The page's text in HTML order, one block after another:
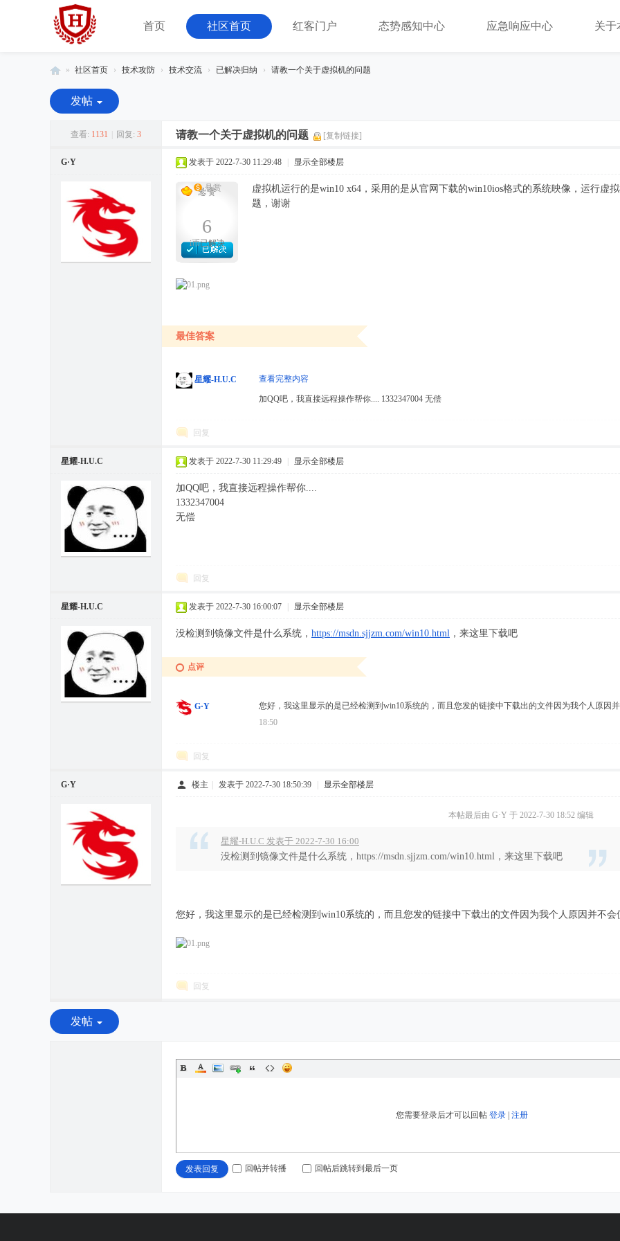
首页 社区首页 红客门户 态势感知中心 应急响应中心 关于
红
客
» 社区首页 › 技术攻防 › 技术交流 › 已解决归纳 › 请教一个关于虚拟机的问题
发帖
查看: 1131 回复: 3 请教一个关于虚拟机的问题 [复制链接]
G·Y 发表于 2022-7-30 11:29:48 显示全部楼层
悬赏
6
i币已解决
虚拟机运行的是win10 x64，采用的是从官网下载的win10ios格式的系统映像，运行虚
题，谢谢
最佳答案
星耀-H.U.C 查看完整内容
加QQ吧，我直接远程操作帮你.... 1332347004 无偿
回复
星耀-H.U.C 发表于 2022-7-30 11:29:49 显示全部楼层
加QQ吧，我直接远程操作帮你....
1332347004
无偿
回复
星耀-H.U.C 发表于 2022-7-30 16:00:07 显示全部楼层
没检测到镜像文件是什么系统， https://msdn.sjjzm.com/win10.html ，来这里下载吧
点评
G·Y 您好，我这里显示的是已经检测到win10系统的，而且您发的链接中下载出的文件因为我个人原因
18:50
回复
G·Y 楼主 发表于 2022-7-30 18:50:39 显示全部楼层
本帖最后由 G·Y 于 2022-7-30 18:52 编辑
星耀-H.U.C 发表于 2022-7-30 16:00
没检测到镜像文件是什么系统，https://msdn.sjjzm.com/win10.html，来这里下载吧
您好，我这里显示的是已经检测到win10系统的，而且您发的链接中下载出的文件因为我个人原因并不
回复
发帖
您需要登录后才可以回帖 登录 注册
发表回复 回帖并转播 回帖后跳转到最后一页